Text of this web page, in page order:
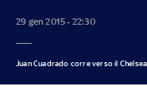
29 gen 2015 - 22:30
Juan Cuadrado corre verso il